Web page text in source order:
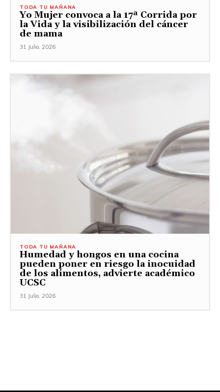
TODA TU MAÑANA
Yo Mujer convoca a la 17ª Corrida por
la Vida y la visibilización del cáncer
de mama
31 Julio, 2026
TODA TU MAÑANA
Humedad y hongos en una cocina
pueden poner en riesgo la inocuidad
de los alimentos, advierte académico
UCSC
31 Julio, 2026